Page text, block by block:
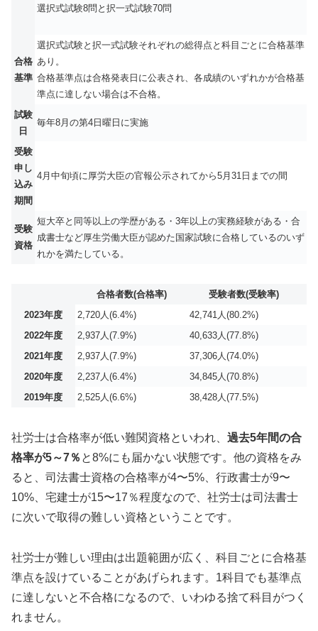
選択式試験8問と択一式試験70問
合格
基準
選択式試験と択一式試験それぞれの総得点と科目ごとに合格基準
あり。
合格基準点は合格発表日に公表され、各成績のいずれかが合格基
準点に達しない場合は不合格。
試験
日
毎年8月の第4日曜日に実施
受験
申し
込み
期間
4月中旬頃に厚労大臣の官報公示されてから5月31日までの間
受験
資格
短大卒と同等以上の学歴がある・3年以上の実務経験がある・合
成書士など厚生労働大臣が認めた国家試験に合格しているのいず
れかを満たしている。
合格者数(合格率)
受験者数(受験率)
2023年度
2,720人(6.4%)
42,741人(80.2%)
2022年度
2,937人(7.9%)
40,633人(77.8%)
2021年度
2,937人(7.9%)
37,306人(74.0%)
2020年度
2,237人(6.4%)
34,845人(70.8%)
2019年度
2,525人(6.6%) 38,428人(77.5%)
社労士は合格率が低い難関資格といわれ、 過去5年間の合
格率が5～7％ と8%にも届かない状態です。他の資格をみ
ると、司法書士資格の合格率が4〜5%、行政書士が9〜
10%、宅建士が15〜17％程度なので、社労士は司法書士
に次いで取得の難しい資格ということです。
社労士が難しい理由は出題範囲が広く、科目ごとに合格基
準点を設けていることがあげられます。1科目でも基準点
に達しないと不合格になるので、いわゆる捨て科目がつく
れません。